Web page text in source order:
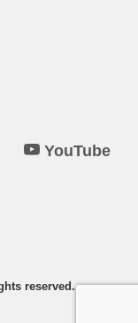
YouTube
reserved.